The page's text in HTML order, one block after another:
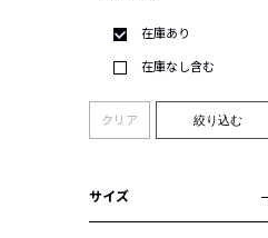
在庫あり
在庫なし含む
クリア 絞り込む
サイズ